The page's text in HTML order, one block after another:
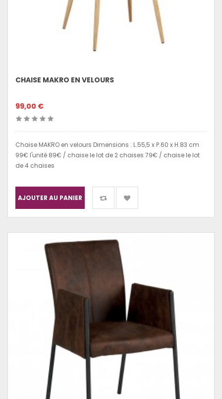
CHAISE MAKRO EN VELOURS
99,00 €
Chaise MAKRO en velours Dimensions : L.55,5 x P.60 x H.83 cm
99€ l'unité 89€ / chaise le lot de 2 chaises 79€ / chaise le lot
de 4 chaises
AJOUTER AU PANIER